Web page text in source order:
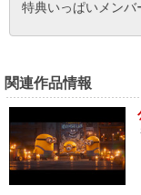
特典いっぱいメンバ
関連作品情報